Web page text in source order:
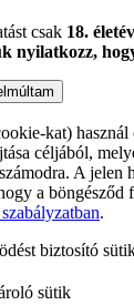
csak 18.
nyilatkozz,
kat) használ
céljából,
A jelen
a böngésződ
.
biztosító
sütik